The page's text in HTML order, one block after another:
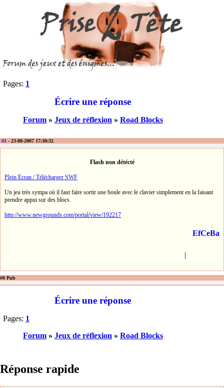
Pages: 1
Écrire une réponse
Forum » Jeux de réflexion » Road Blocks
#1 - 23-08-2007 17:30:32
Flash non détécté
Plein Ecran / Télécharger SWF
Un jeu très sympa où il faut faire sortir une boule avec le clavier simplement en la faisant
prendre appui sur des blocs.
http://www.newgrounds.com/portal/view/192217
EfCeBa
|
#0 Pub
Écrire une réponse
Pages: 1
Forum » Jeux de réflexion » Road Blocks
Réponse rapide